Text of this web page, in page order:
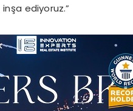
ediyoruz.”